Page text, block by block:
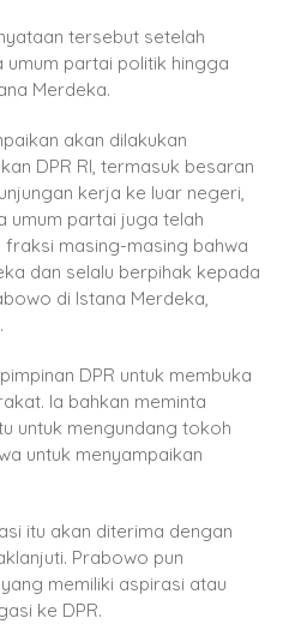
tersebut setelah
umum partai politik hingga
Merdeka.
akan dilakukan
DPR RI, termasuk besaran
kerja ke luar negeri,
umum partai juga telah
fraksi masing-masing bahwa
dan selalu berpihak kepada
di Istana Merdeka,
DPR untuk membuka
Ia bahkan meminta
untuk mengundang tokoh
untuk menyampaikan
itu akan diterima dengan
Prabowo pun
memiliki aspirasi atau
ke DPR.